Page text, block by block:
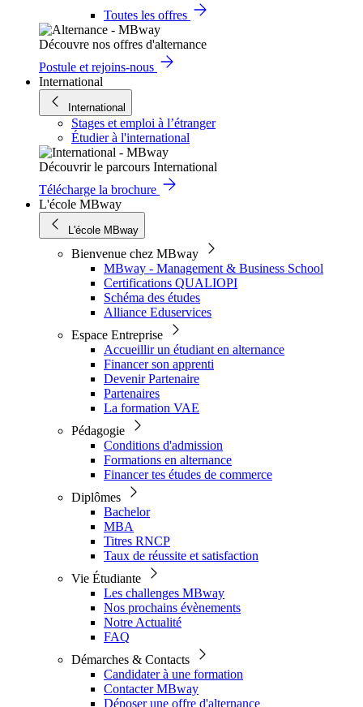
Toutes les offres
Découvre nos offres d'alternance
Postule et rejoins-nous
International
International
Stages et emploi à l’étranger
Étudier à l'international
Découvrir le parcours International
Télécharge la brochure
L'école MBway
L'école MBway
Bienvenue chez MBway
MBway - Management & Business School
Certifications QUALIOPI
Schéma des études
Alliance Eduservices
Espace Entreprise
Accueillir un étudiant en alternance
Financer son apprenti
Devenir Partenaire
Partenaires
La formation VAE
Pédagogie
Conditions d'admission
Formations en alternance
Financer tes études de commerce
Diplômes
Bachelor
MBA
Titres RNCP
Taux de réussite et satisfaction
Vie Étudiante
Les challenges MBway
Nos prochains évènements
Notre Actualité
FAQ
Démarches & Contacts
Candidater à une formation
Contacter MBway
Déposer une offre d'alternance